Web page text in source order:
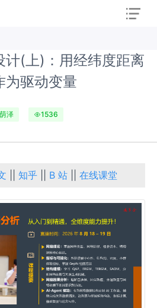
计(上)：用经纬度距离
为驱动变量
泽 1536
||知乎 B 站 ||在线课堂